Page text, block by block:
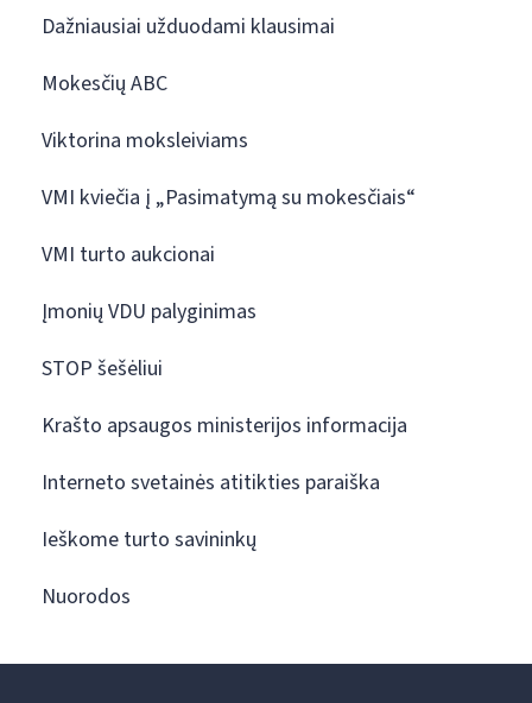
Dažniausiai užduodami klausimai
Mokesčių ABC
Viktorina moksleiviams
VMI kviečia į „Pasimatymą su mokesčiais“
VMI turto aukcionai
Įmonių VDU palyginimas
STOP šešėliui
Krašto apsaugos ministerijos informacija
Interneto svetainės atitikties paraiška
Ieškome turto savininkų
Nuorodos